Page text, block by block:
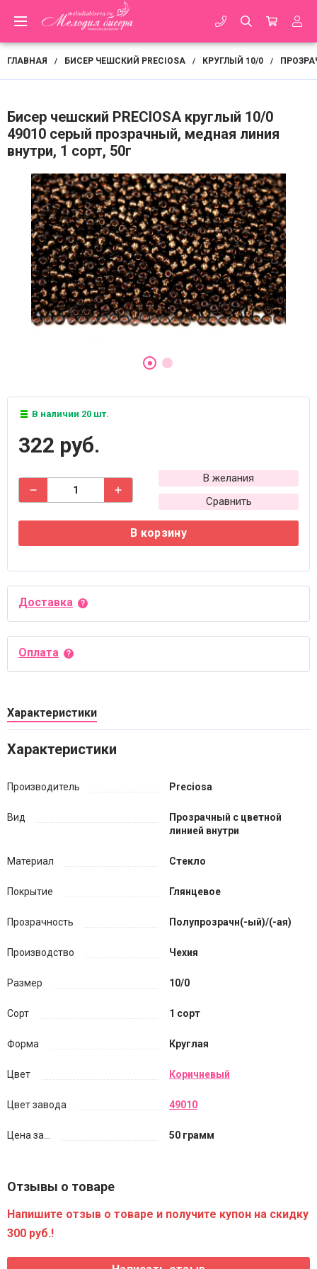
ГЛАВНАЯ / БИСЕР ЧЕШСКИЙ PRECIOSA / КРУГЛЫЙ 10/0 /
Бисер чешский PRECIOSA круглый 10/0
49010 серый прозрачный, медная линия
внутри, 1 сорт, 50г
В наличии 20 шт.
322 руб.
В желания
Сравнить
В корзину
Доставка
Оплата
Характеристики
Характеристики
Производитель Preciosa
Вид
Прозрачный с цветной
линией внутри
Материал Стекло
Покрытие Глянцевое
Прозрачность Полупрозрачн(-ый)/(-ая)
Производство Чехия
Размер 10/0
Сорт 1 сорт
Форма Круглая
Цвет Коричневый
Цвет завода 49010
Цена за... 50 грамм
Отзывы о товаре
Напишите отзыв о товаре и получите купон на скидку
300 руб.!